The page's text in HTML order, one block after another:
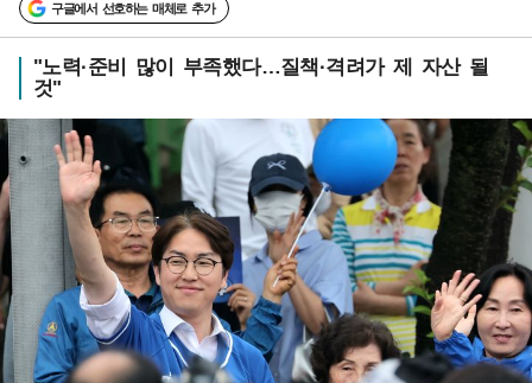
구글에서 선호하는 매체로 추가
"노력·준비 많이 부족했다…질책·격려가 제 자산 될
것"